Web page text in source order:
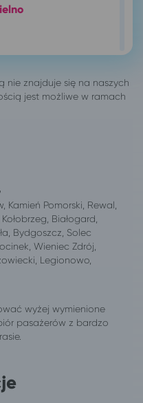
Kamień Pomorski, Rewal,
Białogard,
Bydgoszcz, Solec
Wieniec Zdrój,
Legionowo,
wyżej wymienione
pasażerów z bardzo